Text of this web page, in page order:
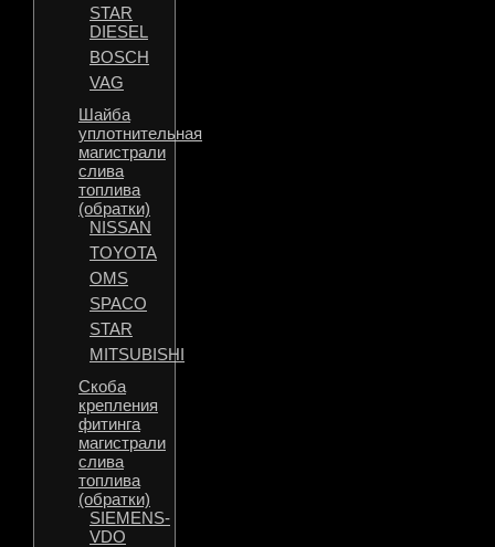
STAR
DIESEL
BOSCH
VAG
Шайба
уплотнительная
магистрали
слива
топлива
(обратки)
NISSAN
TOYOTA
OMS
SPACO
STAR
MITSUBISHI
Скоба
крепления
фитинга
магистрали
слива
топлива
(обратки)
SIEMENS-
VDO